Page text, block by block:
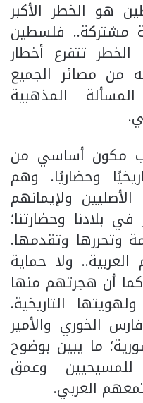
هو الخطر الأكبر
مشتركة.. فلسطين
تتفرع أخطار
من مصائر الجميع
المذهبية
مكون أساسي من
وحضاريًا. وهم
ولإيمانهم
بلادنا وحضارتنا؛
وتحررها وتقدمها.
ولا حماية
أن هجرتهم منها
التاريخية.
الخوري والأمير
ما يبين بوضوح
للمسيحيين وعمق
العربي.